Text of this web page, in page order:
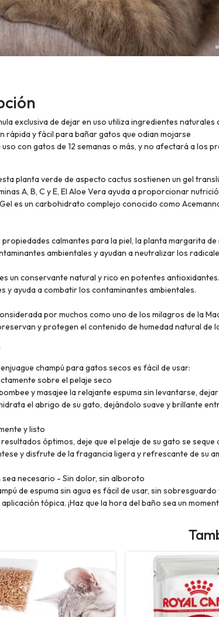
exclusiva de dejar en uso utiliza ingredientes
rápida y fácil para bañar gatos que odian mojarse
uso con gatos de 12 semanas o más, y no afectará a los
planta verde de aspecto cactus sostienen un gel
A, B, C y E, El Aloe Vera ayuda a proporcionar
es un carbohidrato complejo conocido como
propiedades calmantes para la piel, la planta margarita
ambientales y ayudan a neutralizar los
un conservante natural y rico en potentes
y ayuda a combatir los contaminantes ambientales.
por muchos como uno de los milagros de la
y protegen el contenido de humedad natural de
champú para gatos secos es fácil de usar:
sobre el pelaje seco
y masajee la relajante espuma sin levantarse,
el abrigo de su gato, dejándolo suave y brillante
y listo
óptimos, deje que el pelaje de su gato se
y disfrute de la fragancia ligera y refrescante de su
sea necesario - Sin dolor, sin alboroto
de espuma sin agua es fácil de usar, sin
tópica. ¡Haz que la hora del baño sea un